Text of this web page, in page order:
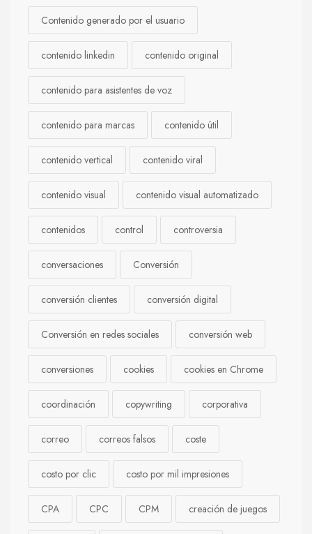
Contenido generado por el usuario
contenido linkedin contenido original
contenido para asistentes de voz
contenido para marcas contenido útil
contenido vertical contenido viral
contenido visual contenido visual automatizado
contenidos control controversia
conversaciones Conversión
conversión clientes conversión digital
Conversión en redes sociales conversión web
conversiones cookies cookies en Chrome
coordinación copywriting corporativa
correo correos falsos coste
costo por clic costo por mil impresiones
CPA CPC CPM creación de juegos